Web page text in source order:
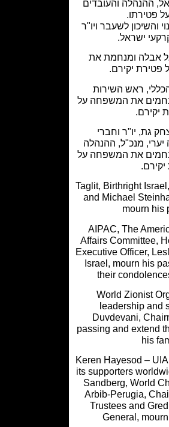
והעובדים
לשעבר ויו"ר
ומנחמת את
השירות
את המשפחה על
וחברי
ההנהלה
את המשפחה על
Taglit,
and Michael
AIPAC,
Affairs
Executive
Israel,
their
World
passing and
Keren
its supporters
Sandberg,
Arbib-
Trustees